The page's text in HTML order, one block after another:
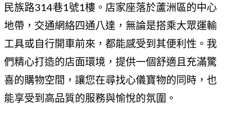
民族路314巷1號1樓。店家座落於蘆洲區的中心
地帶，交通網絡四通八達，無論是搭乘大眾運輸
工具或自行開車前來，都能感受到其便利性。我
們精心打造的店面環境，提供一個舒適且充滿驚
喜的購物空間，讓您在尋找心儀寶物的同時，也
能享受到高品質的服務與愉悅的氛圍。